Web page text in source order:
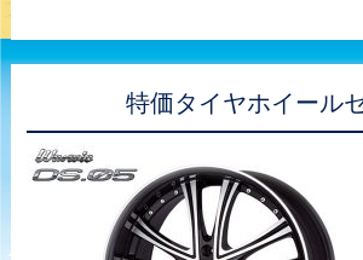
特価タイヤホイール